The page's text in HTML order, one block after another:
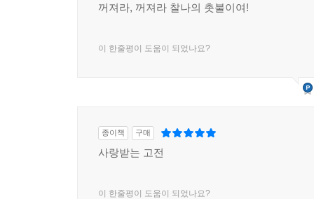
꺼져라, 꺼져라 찰나의 촛불이여!
이 한줄평이 도움이 되었나요?
종이책 구매
사랑받는 고전
이 한줄평이 도움이 되었나요?